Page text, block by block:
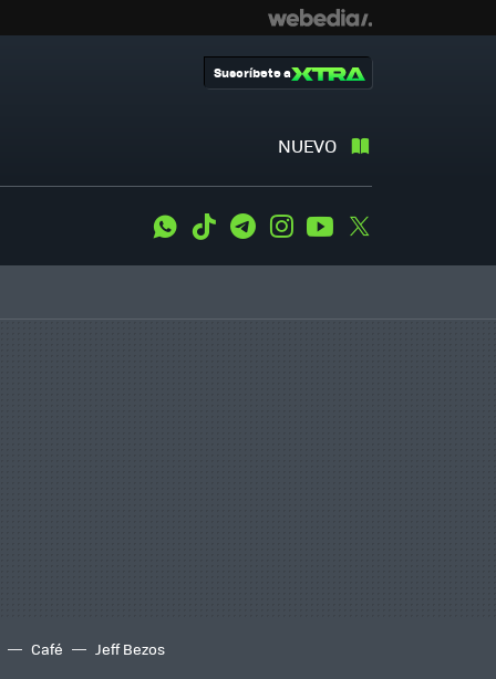
NUEVO
Suscríbete a
WhatsApp
Tiktok TelegramInstagramYoutube
Café Jeff Bezos